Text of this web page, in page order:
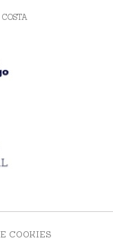
COSTA
COOKIES